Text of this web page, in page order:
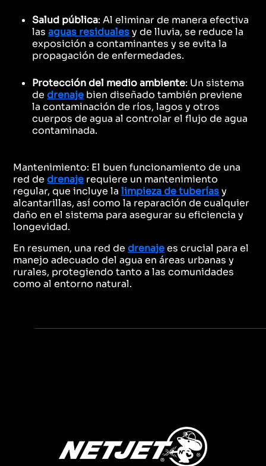
Salud pública: Al eliminar de manera efectiva
lasaguas residualesy de lluvia, se reduce la
exposición a contaminantes y se evita la
propagación de enfermedades.
Protección del medio ambiente: Un sistema
dedrenaje bien diseñado también previene
la contaminación de ríos, lagos y otros
cuerpos de agua al controlar el flujo de agua
contaminada.
Mantenimiento: El buen funcionamiento de una
red dedrenaje requiere un mantenimiento
regular, que incluye lalimpieza de tuberíasy
alcantarillas, así como la reparación de cualquier
daño en el sistema para asegurar su eficiencia y
longevidad.
En resumen, una red dedrenajees crucial para el
manejo adecuado del agua en áreas urbanas y
rurales, protegiendo tanto a las comunidades
como al entorno natural.